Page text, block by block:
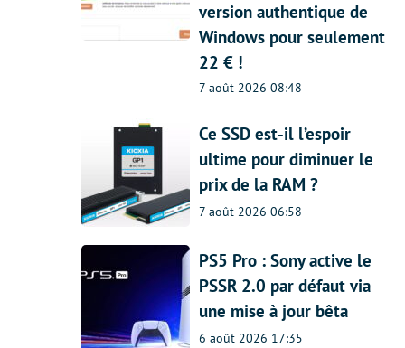
version authentique de
Windows pour seulement
22 € !
7 août 2026 08:48
Ce SSD est-il l’espoir
ultime pour diminuer le
prix de la RAM ?
7 août 2026 06:58
PS5 Pro : Sony active le
PSSR 2.0 par défaut via
une mise à jour bêta
6 août 2026 17:35